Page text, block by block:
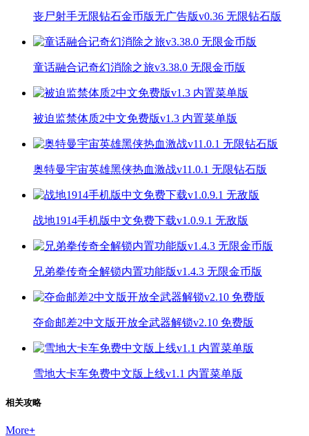
丧尸射手无限钻石金币版无广告版v0.36 无限钻石版
童话融合记奇幻消除之旅v3.38.0 无限金币版
被迫监禁体质2中文免费版v1.3 内置菜单版
奥特曼宇宙英雄黑侠热血激战v11.0.1 无限钻石版
战地1914手机版中文免费下载v1.0.9.1 无敌版
兄弟拳传奇全解锁内置功能版v1.4.3 无限金币版
夺命邮差2中文版开放全武器解锁v2.10 免费版
雪地大卡车免费中文版上线v1.1 内置菜单版
相关攻略
More+